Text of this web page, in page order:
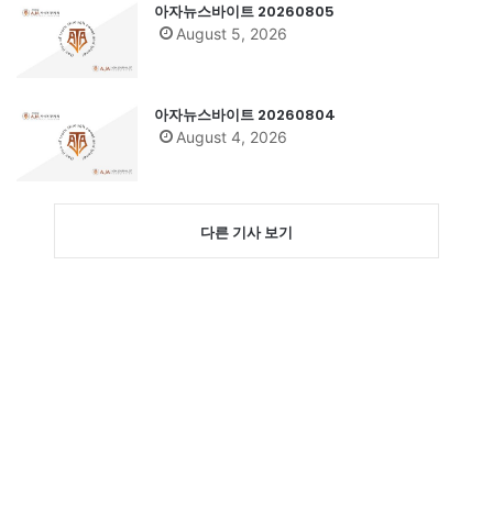
아자뉴스바이트 20260805
August 5, 2026
아자뉴스바이트 20260804
August 4, 2026
다른 기사 보기